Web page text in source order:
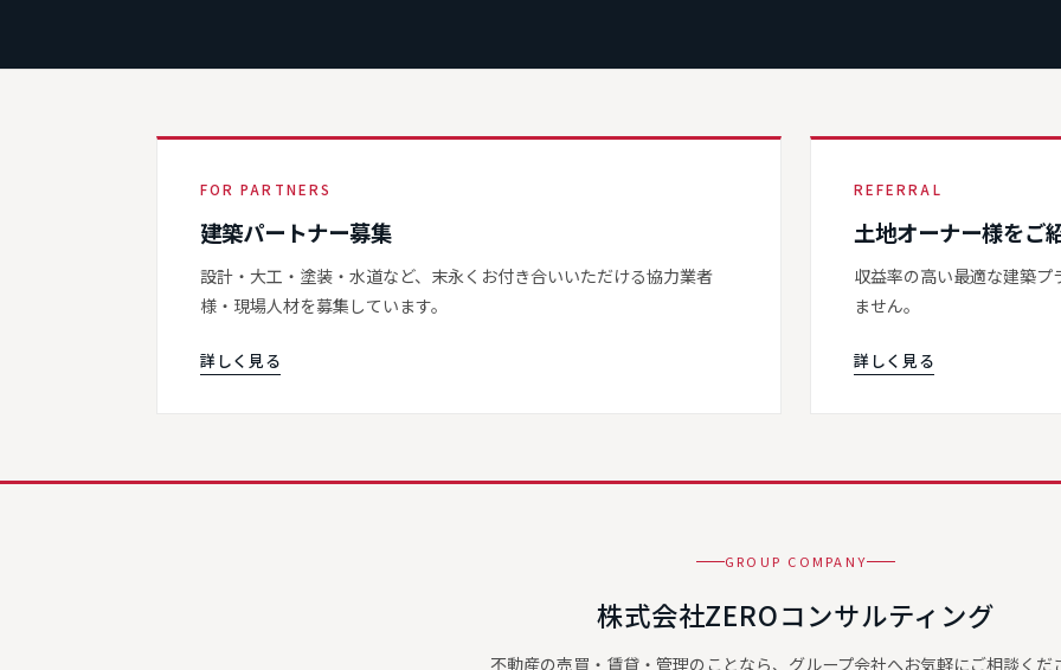
FOR PARTNERS
建築パートナー募集
設計・大工・塗装・水道など、末永くお付き合いいただける協力業者
様・現場人材を募集しています。
詳しく見る
REFERRAL
土地オーナー様をご
収益率の高い最適な建築
ません。
詳しく見る
GROUP COMPANY
株式会社ZEROコンサルティング
不動産の売買・賃貸・管理のことなら、グループ会社へお気軽にご相談くだ